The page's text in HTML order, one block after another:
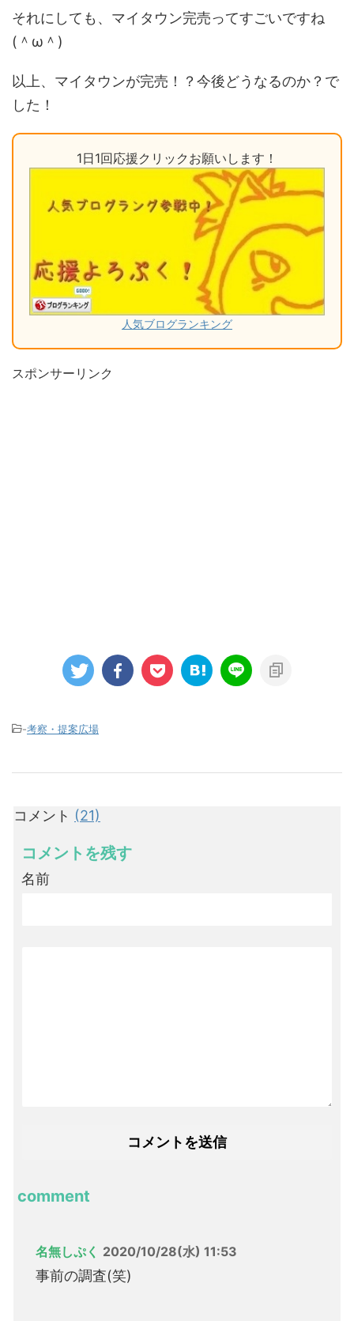
それにしても、マイタウン完売ってすごいですね
(＾ω＾)
以上、マイタウンが完売！？今後どうなるのか？で
した！
1日1回応援クリックお願いします！
人気ブログランキング
スポンサーリンク
-考察・提案広場
コメント (21)
コメントを残す
名前
comment
名無しぷく 2020/10/28(水) 11:53
事前の調査(笑)